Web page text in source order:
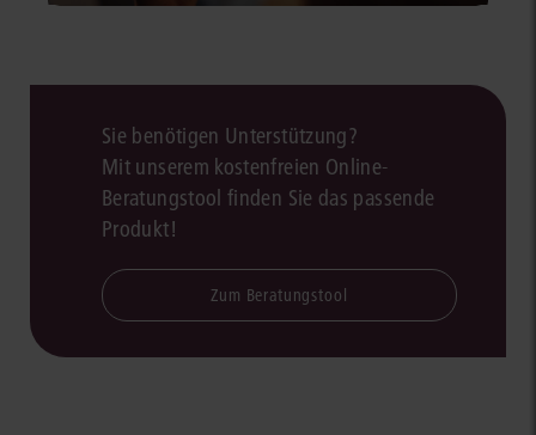
Sie benötigen Unterstützung?
Mit unserem kostenfreien Online-
Beratungstool finden Sie das passende
Produkt!
Zum Beratungstool